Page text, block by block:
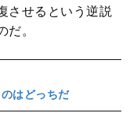
させるという逆説
だ。
はどっちだ